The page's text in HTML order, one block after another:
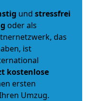
und stressfrei
oder als
das
ist
kostenlose
ersten
Umzug.